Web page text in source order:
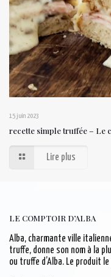
15 juin 2023
recette simple truffée – Le
Lire plus
LE COMPTOIR D’ALBA
Alba, charmante ville
truffe, donne son nom à la
ou truffe d’Alba. Le produit